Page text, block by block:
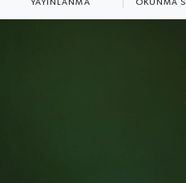
YAYINLANMA OKUNMA